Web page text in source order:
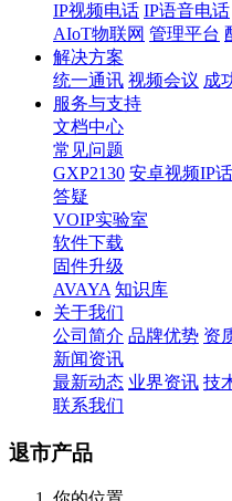
IP视频电话 IP语音电话
AIoT物联网 管理平台
解决方案
统一通讯 视频会议 成
服务与支持
文档中心
常见问题
GXP2130 安卓视频IP
答疑
VOIP实验室
软件下载
固件升级
AVAYA 知识库
关于我们
公司简介 品牌优势 资
新闻资讯
最新动态 业界资讯 技
联系我们
退市产品